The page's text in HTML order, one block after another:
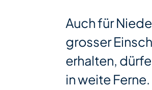
Auch für
grosser
erhalten,
in weite Ferne.